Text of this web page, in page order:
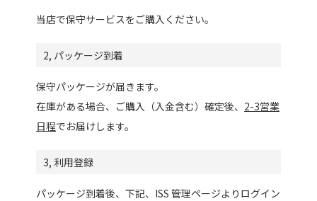
当店で保守サービスをご購入ください。
2, パッケージ到着
保守パッケージが届きます。
在庫がある場合、ご購入（入金含む）確定後、 2-3営業
日程でお届けします。
3, 利用登録
パッケージ到着後、下記、ISS 管理ページよりログイン